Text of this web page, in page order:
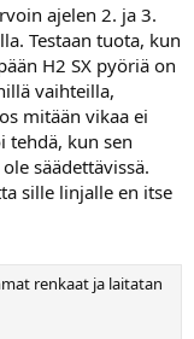
ajelen 2. ja 3.
Testaan tuota, kun
H2 SX pyöriä on
vaihteilla,
mitään vikaa ei
tehdä, kun sen
säädettävissä.
sille linjalle en itse
renkaat ja laitatan